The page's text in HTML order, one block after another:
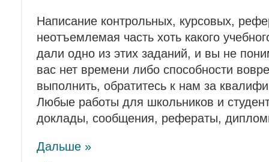
Написание контрольных, курсовых,
неотъемлемая часть хоть какого
дали одно из этих заданий, и вы не
вас нет времени либо способности
выполнить, обратитесь к нам за
Любые работы для школьников и
доклады, сообщения, рефераты,
Дальше »